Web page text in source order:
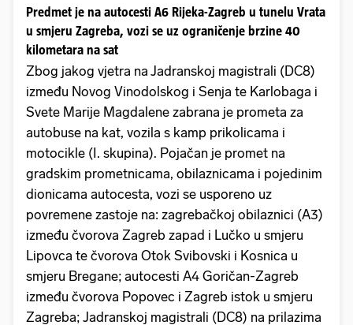
Predmet je na autocesti A6 Rijeka-Zagreb u tunelu Vrata
u smjeru Zagreba, vozi se uz ograničenje brzine 40
kilometara na sat
Zbog jakog vjetra na Jadranskoj magistrali (DC8)
između Novog Vinodolskog i Senja te Karlobaga i
Svete Marije Magdalene zabrana je prometa za
autobuse na kat, vozila s kamp prikolicama i
motocikle (I. skupina). Pojačan je promet na
gradskim prometnicama, obilaznicama i pojedinim
dionicama autocesta, vozi se usporeno uz
povremene zastoje na: zagrebačkoj obilaznici (A3)
između čvorova Zagreb zapad i Lučko u smjeru
Lipovca te čvorova Otok Svibovski i Kosnica u
smjeru Bregane; autocesti A4 Goričan-Zagreb
između čvorova Popovec i Zagreb istok u smjeru
Zagreba; Jadranskoj magistrali (DC8) na prilazima